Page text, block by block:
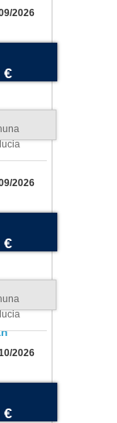
2026
€
2026
€
2026
€